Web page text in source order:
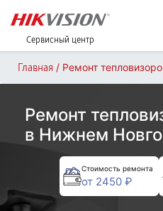
Сервисный центр
Главная / Ремонт
Ремонт
в Нижнем
Стоимость ремонта
от 2450 ₽